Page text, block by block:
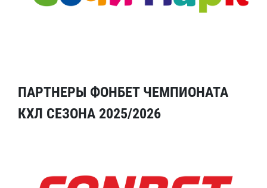
ПАРТНЕРЫ ФОНБЕТ ЧЕМПИОНАТА
КХЛ СЕЗОНА 2025/2026